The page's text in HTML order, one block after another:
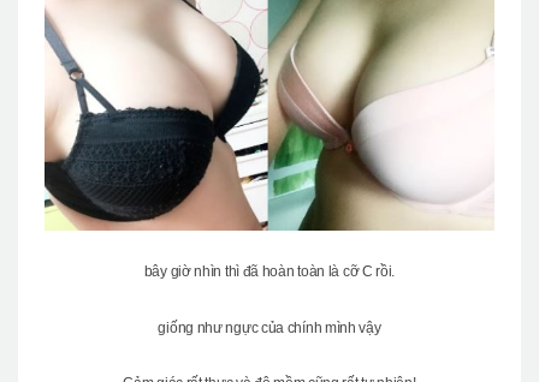
bây giờ nhìn thì đã hoàn toàn là cỡ C rồi.
giống như ngực của chính mình vậy